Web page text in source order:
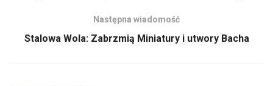
Następna wiadomość
Stalowa Wola: Zabrzmią Miniatury i utwory Bacha